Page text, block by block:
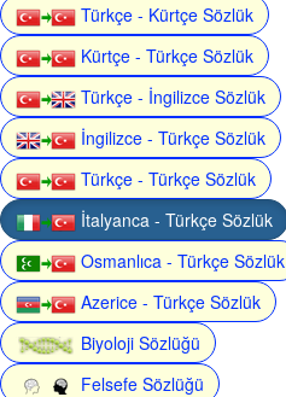
Türkçe - Kürtçe Sözlük
Kürtçe - Türkçe Sözlük
Türkçe - İngilizce Sözlük
İngilizce - Türkçe Sözlük
Türkçe - Türkçe Sözlük
İtalyanca - Türkçe Sözlük
Osmanlıca - Türkçe Sözlük
Azerice - Türkçe Sözlük
Biyoloji Sözlüğü
Felsefe Sözlüğü